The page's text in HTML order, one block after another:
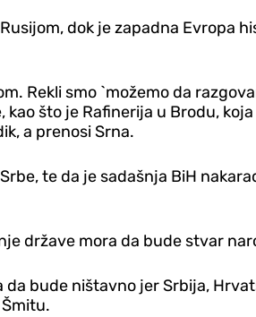
dok je zapadna Evropa
Rekli smo `možemo da
što je Rafinerija u Brodu,
a prenosi Srna.
te da je sadašnja BiH
države mora da bude stvar
bude ništavno jer Srbija,